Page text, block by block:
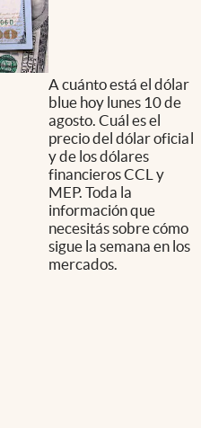
A cuánto está el dólar
blue hoy lunes 10 de
agosto. Cuál es el
precio del dólar oficial
y de los dólares
financieros CCL y
MEP. Toda la
información que
necesitás sobre cómo
sigue la semana en los
mercados.